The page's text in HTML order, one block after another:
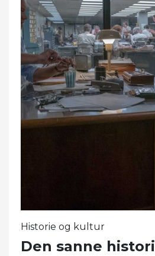
Historie og kultur
Den sanne